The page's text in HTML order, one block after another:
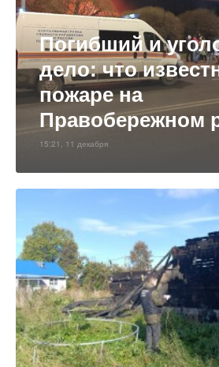
Погибший и
дело: что
пожаре на
Правобережном
15:21, 11 декабря